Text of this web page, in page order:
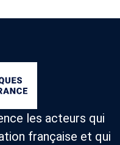
les acteurs qui
française et qui